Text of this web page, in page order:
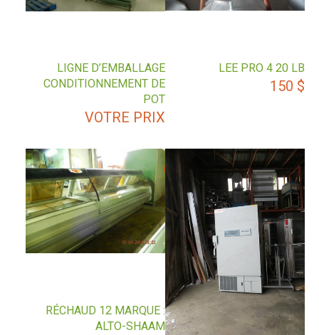
LEE PRO 4 20 LB
150 $
LIGNE D’EMBALLAGE
CONDITIONNEMENT DE
POT
VOTRE PRIX
RÉCHAUD 12 MARQUE :
ALTO-SHAAM